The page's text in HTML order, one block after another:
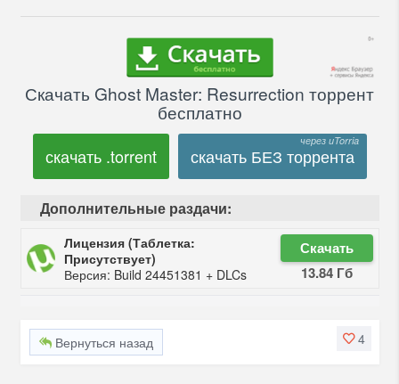
Скачать Ghost Master: Resurrection торрент
бесплатно
скачать .torrent скачать БЕЗ торрента
Дополнительные раздачи:
Лицензия (Таблетка:
Присутствует)
Версия: Build 24451381 + DLCs
Скачать
13.84 Гб
4
Вернуться назад